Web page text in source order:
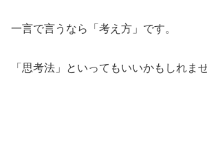
一言で言うなら「考え方」です。
「思考法」といってもいいかもしれませ